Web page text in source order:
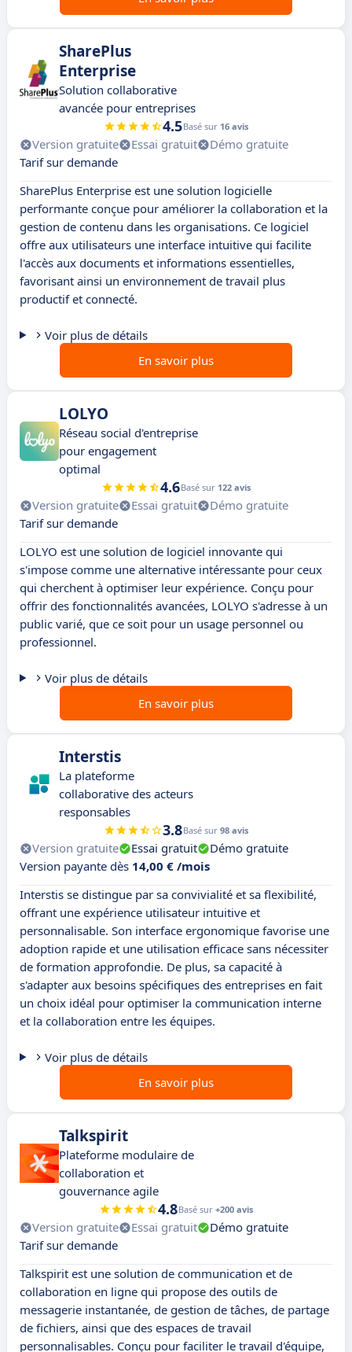
SharePlus
Enterprise
Solution collaborative
avancée pour entreprises
4.5Basé sur 16 avis
Version gratuite Essai gratuit
Démo gratuite
Tarif sur demande
SharePlus Enterprise est une solution logicielle
performante conçue pour améliorer la collaboration et la
gestion de contenu dans les organisations. Ce logiciel
offre aux utilisateurs une interface intuitive qui facilite
l'accès aux documents et informations essentielles,
favorisant ainsi un environnement de travail plus
productif et connecté.
Voir plus de détails
En savoir plus
LOLYO
Réseau social d'entreprise
pour engagement
optimal
4.6Basé sur 122 avis
Version gratuite Essai gratuit
Démo gratuite
Tarif sur demande
LOLYO est une solution de logiciel innovante qui
s'impose comme une alternative intéressante pour ceux
qui cherchent à optimiser leur expérience. Conçu pour
offrir des fonctionnalités avancées, LOLYO s'adresse à un
public varié, que ce soit pour un usage personnel ou
professionnel.
Voir plus de détails
En savoir plus
Interstis
La plateforme
collaborative des acteurs
responsables
3.8Basé sur 98 avis
Version gratuite Essai gratuit
Démo gratuite
Version payante dès 14,00 € /mois
Interstis se distingue par sa convivialité et sa flexibilité,
offrant une expérience utilisateur intuitive et
personnalisable. Son interface ergonomique favorise une
adoption rapide et une utilisation efficace sans nécessiter
de formation approfondie. De plus, sa capacité à
s'adapter aux besoins spécifiques des entreprises en fait
un choix idéal pour optimiser la communication interne
et la collaboration entre les équipes.
Voir plus de détails
En savoir plus
Talkspirit
Plateforme modulaire de
collaboration et
gouvernance agile
4.8Basé sur +200 avis
Version gratuite Essai gratuit
Démo gratuite
Tarif sur demande
Talkspirit est une solution de communication et de
collaboration en ligne qui propose des outils de
messagerie instantanée, de gestion de tâches, de partage
de fichiers, ainsi que des espaces de travail
personnalisables. Conçu pour faciliter le travail d'équipe,